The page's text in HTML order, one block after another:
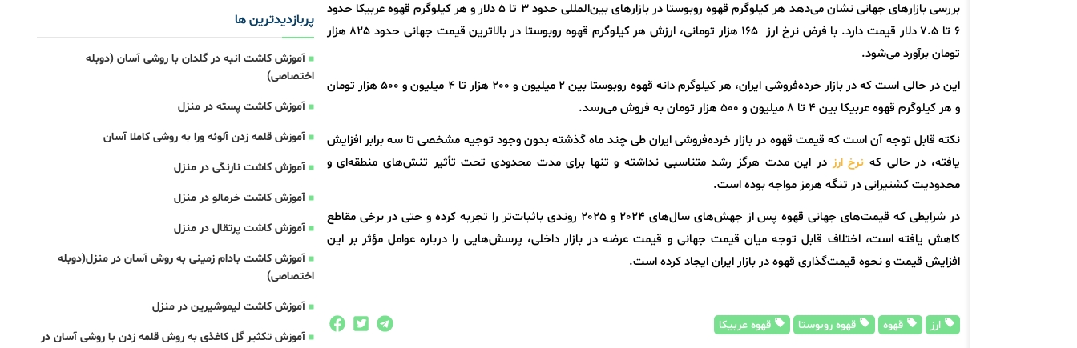
بررسی بازارهای جهانی نشان می‌دهد هر کیلوگرم قهوه روبوستا در بازارهای بین‌المللی حدود 3 تا 5 دلار و هر کیلوگرم قهوه عربیکا حدود
6 تا 7.5 دلار قیمت دارد. با فرض نرخ ارز 165 هزار تومانی، ارزش هر کیلوگرم قهوه روبوستا در بالاترین قیمت جهانی حدود 825 هزار
تومان برآورد می‌شود.
این در حالی است که در بازار خرده‌فروشی ایران، هر کیلوگرم دانه قهوه روبوستا بین 2 میلیون و 200 هزار تا 4 میلیون و 500 هزار تومان
و هر کیلوگرم قهوه عربیکا بین 4 تا 8 میلیون و 500 هزار تومان به فروش می‌رسد.
نکته قابل توجه آن است که قیمت قهوه در بازار خرده‌فروشی ایران طی چند ماه گذشته بدون وجود توجیه مشخصی تا سه برابر افزایش
یافته، در حالی که نرخ ارزدر این مدت هرگز رشد متناسبی نداشته و تنها برای مدت محدودی تحت تأثیر تنش‌های منطقه‌ای و
محدودیت کشتیرانی در تنگه هرمز مواجه بوده است.
در شرایطی که قیمت‌های جهانی قهوه پس از جهش‌های سال‌های 2024 و 2025 روندی باثبات‌تر را تجربه کرده و حتی در برخی مقاطع
کاهش یافته است، اختلاف قابل توجه میان قیمت جهانی و قیمت عرضه در بازار داخلی، پرسش‌هایی را درباره عوامل مؤثر بر این
افزایش قیمت و نحوه قیمت‌گذاری قهوه در بازار ایران ایجاد کرده است.
ارز قهوه قهوه روبوستا قهوه عربیکا
پربازدیدترین ها
آموزش کاشت انبه در گلدان با روشی آسان (دوبله
اختصاصی)
آموزش کاشت پسته در منزل
آموزش قلمه زدن آلوئه ورا به روشی کاملا آسان
آموزش کاشت نارنگی در منزل
آموزش کاشت خرمالو در منزل
آموزش کاشت پرتقال در منزل
آموزش کاشت بادام زمینی به روش آسان در منزل(دوبله
اختصاصی)
آموزش کاشت لیموشیرین در منزل
آموزش تکثیر گل کاغذی به روش قلمه زدن با روشی آسان در